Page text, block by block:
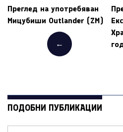
Преглед на употребяван
Мицубиши Outlander (ZM)
←
ПОДОБНИ ПУБЛИКАЦИИ